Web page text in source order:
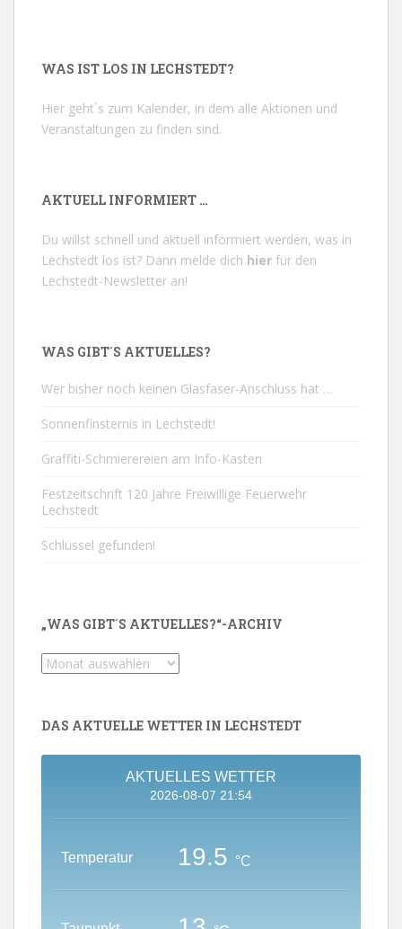
WAS IST LOS IN LECHSTEDT?
Hier geht´s zum Kalender, in dem alle Aktionen und
Veranstaltungen zu finden sind.
AKTUELL INFORMIERT …
Du willst schnell und aktuell informiert werden, was in
Lechstedt los ist? Dann melde dich hier für den
Lechstedt-Newsletter an!
WAS GIBT´S AKTUELLES?
Wer bisher noch keinen Glasfaser-Anschluss hat …
Sonnenfinsternis in Lechstedt!
Graffiti-Schmierereien am Info-Kasten
Festzeitschrift 120 Jahre Freiwillige Feuerwehr
Lechstedt
Schlüssel gefunden!
„WAS GIBT´S AKTUELLES?“-ARCHIV
„Was
Aktuelles?“-
DAS AKTUELLE WETTER IN LECHSTEDT